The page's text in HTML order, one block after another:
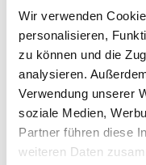
Wir verwenden
personalisieren,
zu können und die
analysieren.
Verwendung unserer
soziale Medien,
Partner führen diese
weiteren Daten
Referenzen• Lesezeit: 2
Ein Ereignis- und vor
dem Ende zu. Zu den
Projekten dieses Jahres
Nestlé. Hier geben wir
abwechslungsreiche
WEITERLESEN